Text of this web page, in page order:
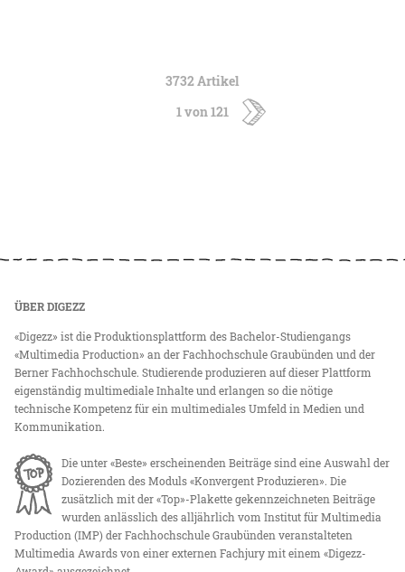
3732 Artikel
1 von 121
ÜBER DIGEZZ
«Digezz» ist die Produktionsplattform des Bachelor-Studiengangs
«Multimedia Production» an der Fachhochschule Graubünden und der
Berner Fachhochschule. Studierende produzieren auf dieser Plattform
eigenständig multimediale Inhalte und erlangen so die nötige
technische Kompetenz für ein multimediales Umfeld in Medien und
Kommunikation.
Die unter «Beste» erscheinenden Beiträge sind eine Auswahl der
Dozierenden des Moduls «Konvergent Produzieren». Die
zusätzlich mit der «Top»-Plakette gekennzeichneten Beiträge
wurden anlässlich des alljährlich vom Institut für Multimedia
Production (IMP) der Fachhochschule Graubünden veranstalteten
Multimedia Awards von einer externen Fachjury mit einem «Digezz-